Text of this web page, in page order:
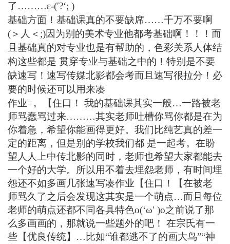
了………ε-(′?‘; )
基础方面！基础课真的不要缺席……千万不要啊
(＞人＜;)因为别的美术专业他都考基础啊！！！而
且基础真的对专业也是有帮助的，色彩关系人体结
构这些都是 贯穿专业与基础之中的！特别是不要
缺速写！速写传媒北影都会考而且速写很拉分！必
要的时候还可以用来凑
作业=。【住口！ 我的基础课其实一般…一路被老
师骂蠢骂过来………其实老师吐槽你骂你都是在为
你着急，希望你能画得更好。我们比纯艺真的差一
定的距离，但是别的学校我们都 是一起考。在盼
望人人上中传北影的同时，老师也希望大家都能去
一个好的大学。所以用不着去埋怨老师，有时间埋
怨还不如多画几张速写凑作业【住口！【在被老
师骂久了之后会发现这其实是一个萌点…而且每位
老师的萌点还都不同各具特色o(‘ω′ )o之前说了那
么多画画的，那就说一些题外的吧！ 在宗氏有一
些【优良传统】…比如“谁都逃不了的画大鸟”“神